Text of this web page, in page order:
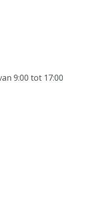
9:00 tot 17:00